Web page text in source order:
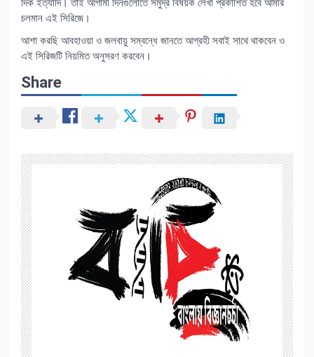
দিক ইত্যাদি। তাই আগামী দিনগুলোতে সমুদ্র বিষয়ক লেখা প্রকাশিত হবে আমার
চলমান এই সিরিজে।
আশা করছি আবহাওয়া ও জলবায়ু সম্বন্ধে জানতে আগ্রহী সবাই সাথে থাকবেন ও
এই সিরিজটি নিয়মিত অনুসরণ করবেন।
Share